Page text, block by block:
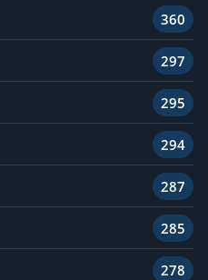
360
297
295
294
287
285
278